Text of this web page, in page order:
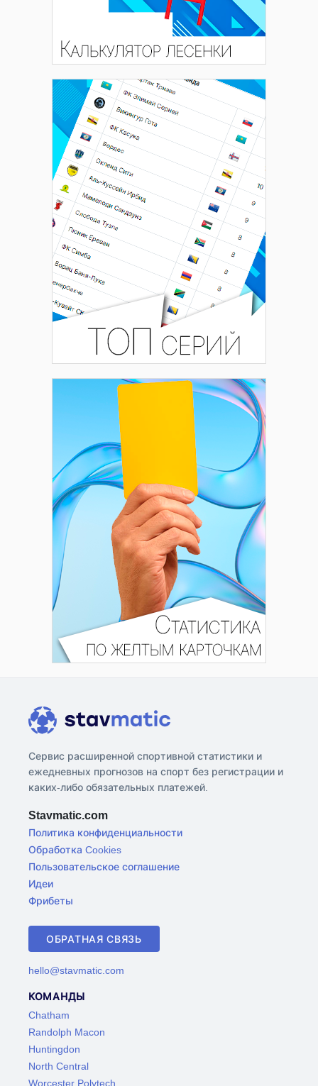
Сервис расширенной спортивной статистики и
ежедневных прогнозов на спорт без регистрации и
каких-либо обязательных платежей.
Stavmatic.com
Политика конфиденциальности
Обработка Cookies
Пользовательское соглашение
Идеи
Фрибеты
ОБРАТНАЯ СВЯЗЬ
hello@stavmatic.com
КОМАНДЫ
Chatham
Randolph Macon
Huntingdon
North Central
Worcester Polytech